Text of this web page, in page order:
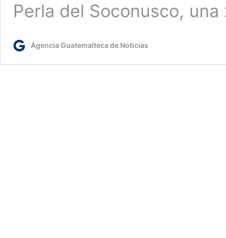
Perla del Soconusco,
Agencia Guatemalteca de Noticias